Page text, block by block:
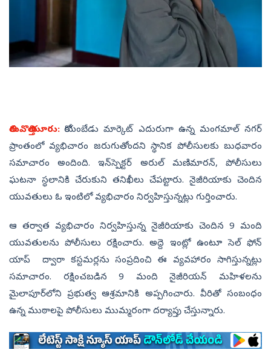
తిరువొత్తియూరు:కోయంబేడు మార్కెట్‌ ఎదురుగా ఉన్న మంగమాల్‌ నగర్‌
ప్రాంతంలో వ్యభిచారం జరుగుతోందని స్థానిక పోలీసులకు బుధవారం
సమాచారం అందింది. ఇన్‌స్పెక్టర్‌ అరుల్‌ మణిమారన్, పోలీసులు
ఘటనా స్థలానికి చేరుకుని తనిఖీలు చేపట్టారు. నైజీరియాకు చెందిన
యువతులు ఓ ఇంటిలో వ్యభిచారం నిర్వహిస్తున్నట్లు గుర్తించారు.
ఆ తర్వాత వ్యభిచారం నిర్వహిస్తున్న నైజీరియాకు చెందిన 9 మంది
యువతులను పోలీసులు రక్షించారు. అద్దె ఇంట్లో ఉంటూ సెల్‌ ఫోన్‌
యాప్‌ ద్వారా కస్టమర్లను సంప్రదించి ఈ వ్యవహారం సాగిస్తున్నట్లు
సమాచారం. రక్షించబడిన 9 మంది నైజీరియన్‌ మహిళలను
మైలాపూర్‌లోని ప్రభుత్వ ఆశ్రమానికి అప్పగించారు. వీరితో సంబంధం
ఉన్న ముఠాలపై పోలీసులు ముమ్మరంగా దర్యాప్తు చేస్తున్నారు.